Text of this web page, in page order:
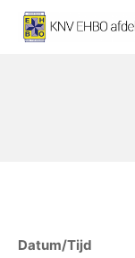
naar
Datum/Tijd